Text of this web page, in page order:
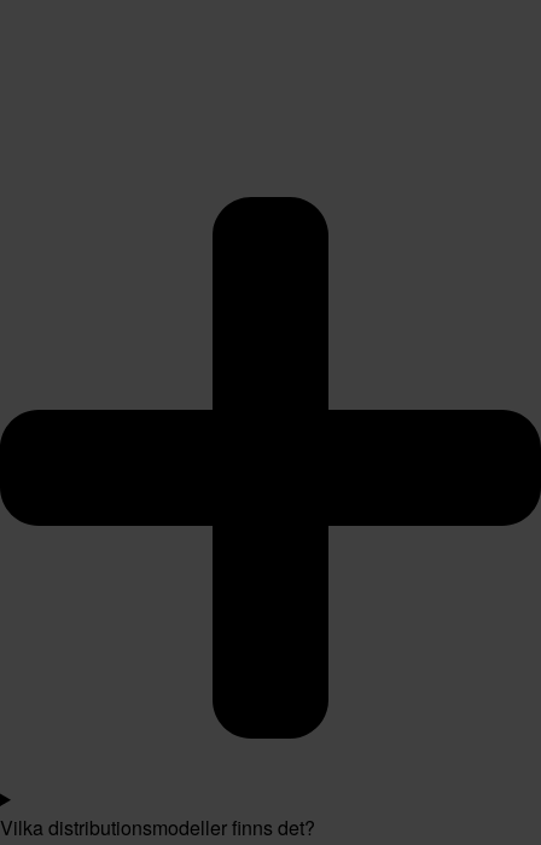
Vilka distributionsmodeller finns det?